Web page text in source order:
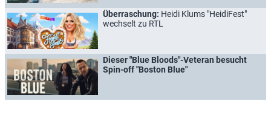
Überraschung: Heidi Klums "HeidiFest"
wechselt zu RTL
Dieser "Blue Bloods"-Veteran besucht
Spin-off "Boston Blue"